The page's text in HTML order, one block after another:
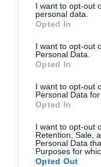
not limited to your
grant or deny
use your data for
consent section.
I want to opt-out
personal data.
Opted In
I want to opt-out
Personal Data.
Opted In
I want to opt-out
Personal Data
Opted In
I want to opt-out
Retention, Sale,
Personal Data
Purposes for
Opted Out
Ez a gyümölcs a
barackpálinka kedvelői
italukból.